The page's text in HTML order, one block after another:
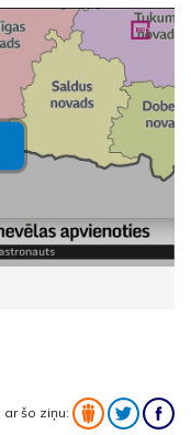
ar šo ziņu: